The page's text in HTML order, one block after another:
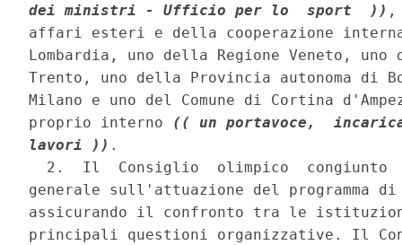
dei ministri - Ufficio per lo  sport  )) ,
affari esteri e della cooperazione
Lombardia, uno della Regione Veneto,
Trento, uno della Provincia autonoma di
Milano e uno del Comune di Cortina
proprio interno (( un portavoce,
lavori )) .
2.  Il  Consiglio  olimpico  congiunto
generale sull'attuazione del programma
assicurando il confronto tra le
principali questioni organizzative. Il